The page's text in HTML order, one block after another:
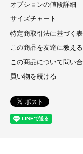
オプションの値段詳細
サイズチャート
特定商取引法に基づく表
この商品を友達に教える
この商品について問い
買い物を続ける